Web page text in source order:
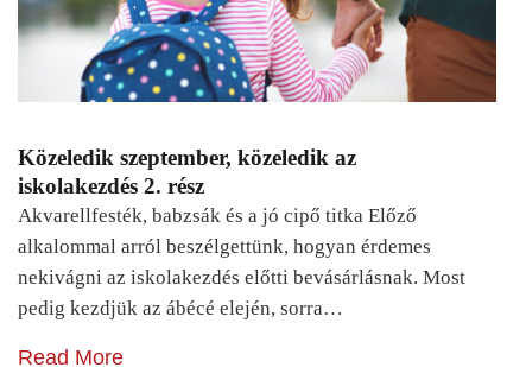
Közeledik szeptember, közeledik az
iskolakezdés 2. rész
Akvarellfesték, babzsák és a jó cipő titka Előző
alkalommal arról beszélgettünk, hogyan érdemes
nekivágni az iskolakezdés előtti bevásárlásnak. Most
pedig kezdjük az ábécé elején, sorra…
Read More